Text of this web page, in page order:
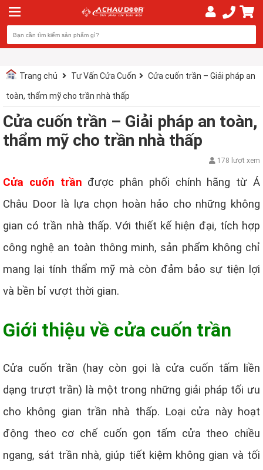
Trang chủ Tư Vấn Cửa Cuốn Cửa cuốn trần – Giải pháp an
toàn, thẩm mỹ cho trần nhà thấp
Cửa cuốn trần – Giải pháp an toàn,
thẩm mỹ cho trần nhà thấp
178 lượt xem
Cửa cuốn trần được phân phối chính hãng từ Á
Châu Door là lựa chọn hoàn hảo cho những không
gian có trần nhà thấp. Với thiết kế hiện đại, tích hợp
công nghệ an toàn thông minh, sản phẩm không chỉ
mang lại tính thẩm mỹ mà còn đảm bảo sự tiện lợi
và bền bỉ vượt thời gian.
Giới thiệu về cửa cuốn trần
Cửa cuốn trần (hay còn gọi là cửa cuốn tấm liền
dạng trượt trần) là một trong những giải pháp tối ưu
cho không gian trần nhà thấp. Loại cửa này hoạt
động theo cơ chế cuốn gọn tấm cửa theo chiều
ngang, sát trần nhà, giúp tiết kiệm không gian và tối